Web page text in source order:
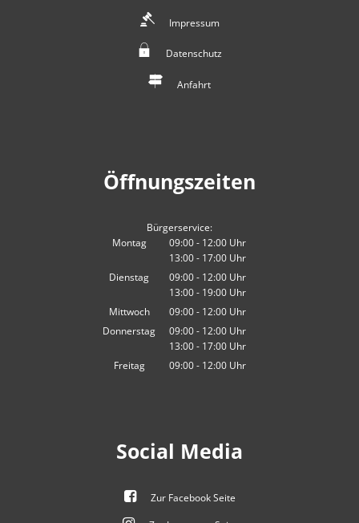
Impressum
Datenschutz
Anfahrt
Öffnungszeiten
Bürgerservice:
Montag
09:00- 12:00 Uhr
Von 09:00 bis 12:00 Uhr
13:00- 17:00 Uhr
Von 13:00 bis 17:00 Uhr
Dienstag 09:00- 12:00 Uhr
Von 09:00 bis 12:00 Uhr
13:00- 19:00 Uhr
Von 13:00 bis 19:00 Uhr
Mittwoch 09:00- 12:00 Uhr
Von 09:00 bis 12:00 Uhr
Donnerstag 09:00- 12:00 Uhr
Von 09:00 bis 12:00 Uhr
13:00- 17:00 Uhr
Von 13:00 bis 17:00 Uhr
Freitag 09:00- 12:00 Uhr
Social Media
Zur Facebook Seite